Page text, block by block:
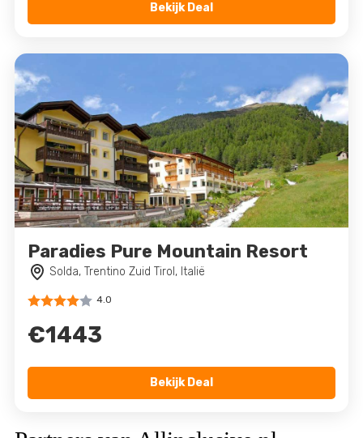
Bekijk Deal
Paradies Pure Mountain Resort
Solda, Trentino Zuid Tirol, Italië
4.0
€1443
Bekijk Deal